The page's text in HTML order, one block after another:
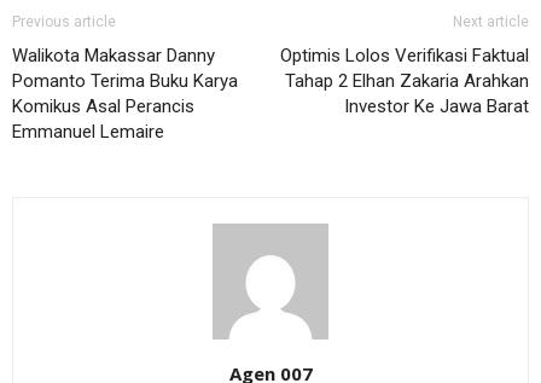
Previous article
Walikota Makassar Danny
Pomanto Terima Buku Karya
Komikus Asal Perancis
Emmanuel Lemaire
Next article
Optimis Lolos Verifikasi Faktual
Tahap 2 Elhan Zakaria Arahkan
Investor Ke Jawa Barat
Agen 007